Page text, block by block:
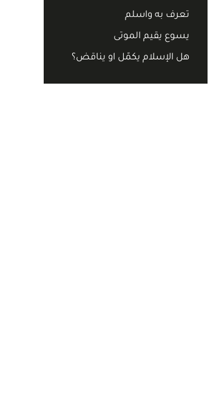
تعرف به واسلم
يسوع يقيم الموتى
هل الإسلام يكمّل او يناقض؟